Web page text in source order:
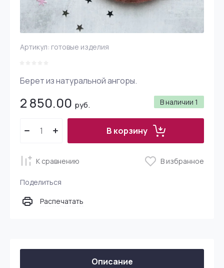
Артикул: готовые изделия
Берет из натуральной ангоры.
В наличии 1
2 850.00 руб.
В корзину
К сравнению В избранное
Поделиться
Распечатать
Описание